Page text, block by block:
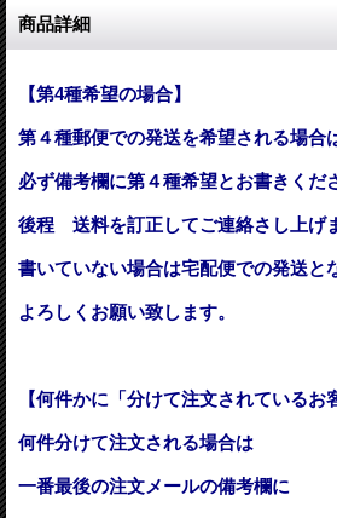
商品詳細
【第4種希望の場合】
第４種郵便での発送を希望される場合
必ず備考欄に第４種希望とお書きくだ
後程 送料を訂正してご連絡さし上げ
書いていない場合は宅配便での発送と
よろしくお願い致します。
【何件かに「分けて注文されているお
何件分けて注文される場合は
一番最後の注文メールの備考欄に